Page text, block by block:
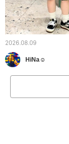
2026.08.09
HiNa☺︎